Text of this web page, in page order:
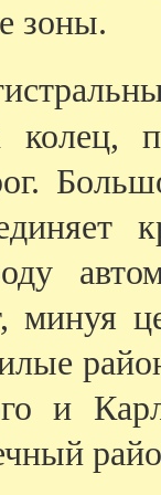
зоны.
колец,
минуя
и